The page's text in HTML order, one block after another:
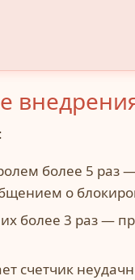
более 5 раз
о
более 3 раз —
счетчик